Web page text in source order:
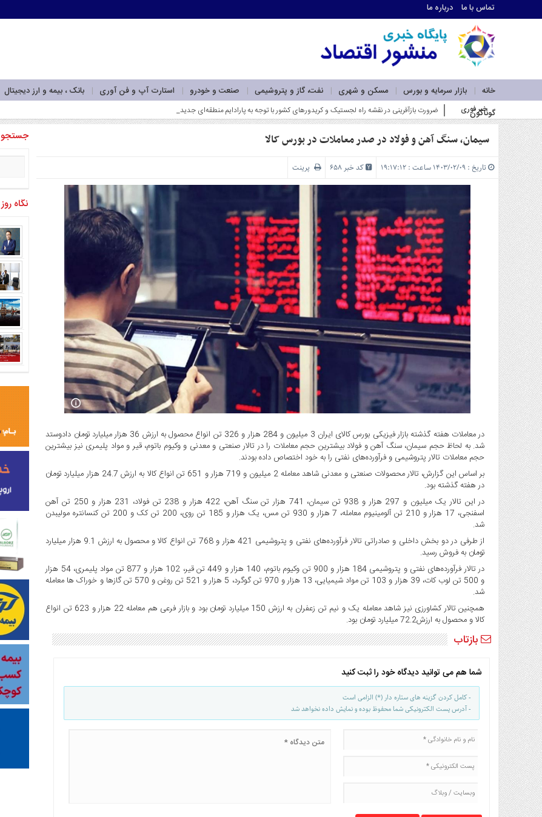
تماس با ما درباره ما
خانه بازار سرمایه و بورس مسکن و شهری نفت، گاز و پتروشیمی صنعت و خودرو استارت آپ و فن آوری بانک ، بیمه و ارز دیجیتال
گوناگون
ما
درباره
سرویس
ها
خانه
بازار
سرمایه
و
بورس
مسکن
و
شهری
نفت،
گاز
و
پتروشیمی
صنعت
و
خودرو
استارت
آپ
و
فن
آوری
بانک
،
بیمه
و
ارز
دیجیتال
کشاورزی
و
صنایع
غذایی
سیاسی
و
بین
الملل
نگاه
روز
گوناگون
خبر فوری وزیر صمت بر گسترش همکاری‌های اقتصا_
سیمان، سنگ آهن و فولاد در صدر معاملات در بورس کالا
تاریخ : ۱۴۰۳/۰۲/۰۹ ساعت : ۱۹:۱۷:۱۲ کد خبر 658 پرینت
در معاملات هفته گذشته بازار فیزیکی بورس کالای ایران 3 میلیون و 284 هزار و 326 تن انواع محصول به ارزش 36 هزار میلیارد تومان دادوستد
شد. به لحاظ حجم سیمان، سنگ آهن و فولاد بیشترین حجم معاملات را در تالار صنعتی و معدنی و وکیوم باتوم، قیر و مواد پلیمری نیز بیشترین
حجم معاملات تالار پتروشیمی و فرآورده‌های نفتی را به خود اختصاص داده بودند.
بر اساس این گزارش، تالار محصولات صنعتی و معدنی شاهد معامله 2 میلیون و 719 هزار و 651 تن انواع کالا به ارزش 24.7 هزار میلیارد تومان
در هفته گذشته بود.
در این تالار یک میلیون و 297 هزار و 938 تن سیمان، 741 هزار تن سنگ آهن، 422 هزار و 238 تن فولاد، 231 هزار و 250 تن آهن
اسفنجی، 17 هزار و 210 تن آلومینیوم معامله، 7 هزار و 930 تن مس، یک هزار و 185 تن روی، 200 تن کک و 200 تن کنسانتره مولیبدن
شد.
از طرفی در دو بخش داخلی و صادراتی تالار فرآورده‌های نفتی و پتروشیمی 421 هزار و 768 تن انواع کالا و محصول به ارزش 9.1 هزار میلیارد
تومان به فروش رسید.
در تالار فرآورده‌های نفتی و پتروشیمی 184 هزار و 900 تن وکیوم باتوم، 140 هزار و 449 تن قیر، 102 هزار و 877 تن مواد پلیمری، 54 هزار
و 500 تن لوب کات، 39 هزار و 103 تن مواد شیمیایی، 13 هزار و 970 تن گوگرد، 5 هزار و 521 تن روغن و 570 تن گازها و خوراک ها معامله
شد.
همچنین تالار کشاورزی نیز شاهد معامله یک و نیم تن زعفران به ارزش 150 میلیارد تومان بود و بازار فرعی هم معامله 22 هزار و 623 تن انواع
کالا و محصول به ارزش72.2 میلیارد تومان بود.
بازتاب
شما هم می توانید دیدگاه خود را ثبت کنید
- کامل کردن گزینه های ستاره دار (*) الزامی است
- آدرس پست الکترونیکی شما محفوظ بوده و نمایش داده نخواهد شد
جستجو
نگاه روز